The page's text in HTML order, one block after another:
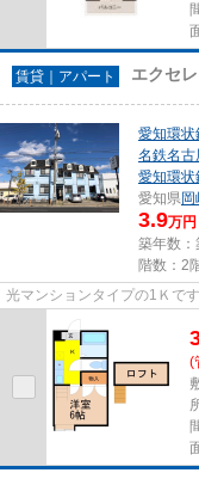
賃貸｜アパート エクセ
愛知環状
名鉄名古
愛知環状
愛知県
3.9万円
築年数：
階数：2
光マンションタイプの1Ｋです
(